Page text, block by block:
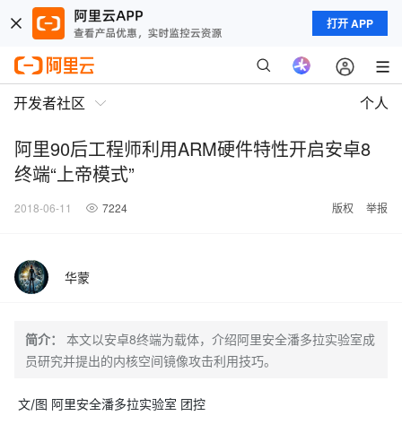
打开 APP
开发者社区 个人
阿里90后工程师利用ARM硬件特性开启安卓8
终端“上帝模式”
2018-06-11 7224 版权 举报
华蒙
简介：
本文以安卓8终端为载体，介绍阿里安全潘多拉实验室成
员研究并提出的内核空间镜像攻击利用技巧。
文/图 阿里安全潘多拉实验室 团控